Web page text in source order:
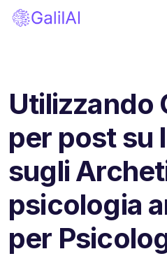
Utilizzando
per post su
sugli
psicologia
per